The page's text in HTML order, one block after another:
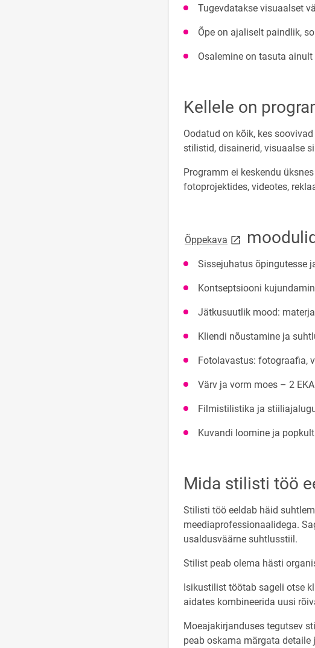
Tugevdatakse visuaalset
Õpe on ajaliselt paindlik,
Osalemine on tasuta
Kellele on
Oodatud on kõik, kes
stilistid, disainerid, visuaalse
Programm ei keskendu
fotoprojektides, videotes,
Õppekava
link opens on new
Sissejuhatus õpingutesse
Kontseptsiooni
Jätkusuutlik mood:
Kliendi nõustamine ja
Fotolavastus: fotograafia,
Värv ja vorm moes – 2
Filmistilistika ja
Kuvandi loomine ja
Mida stilisti töö
Stilisti töö eeldab häid
meediaprofessionaalidega.
usaldusväärne suhtlusstiil.
Stilist peab olema hästi
Isikustilist töötab sageli otse
aidates kombineerida uusi
Moeajakirjanduses tegutsev
peab oskama märgata